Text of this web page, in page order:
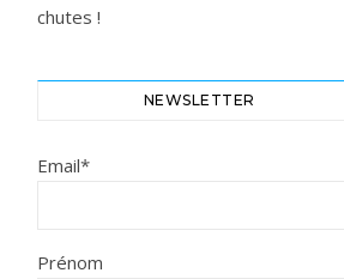
chutes !
NEWSLETTER
Email*
Prénom